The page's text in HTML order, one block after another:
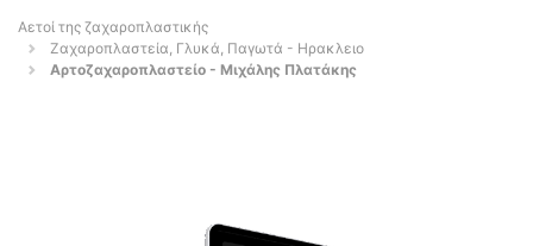
Αετοί της ζαχαροπλαστικής
Ζαχαροπλαστεία, Γλυκά, Παγωτά - Ηρακλειο
Αρτοζαχαροπλαστείο - Μιχάλης Πλατάκης